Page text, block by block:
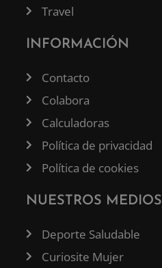
Travel
INFORMACIÓN
Contacto
Colabora
Calculadoras
Política de privacidad
Política de cookies
NUESTROS MEDIOS
Deporte Saludable
Curiosite Mujer